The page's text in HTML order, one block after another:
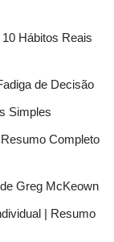
Hábitos Reais
de Decisão
Simples
Completo
Greg McKeown
| Resumo